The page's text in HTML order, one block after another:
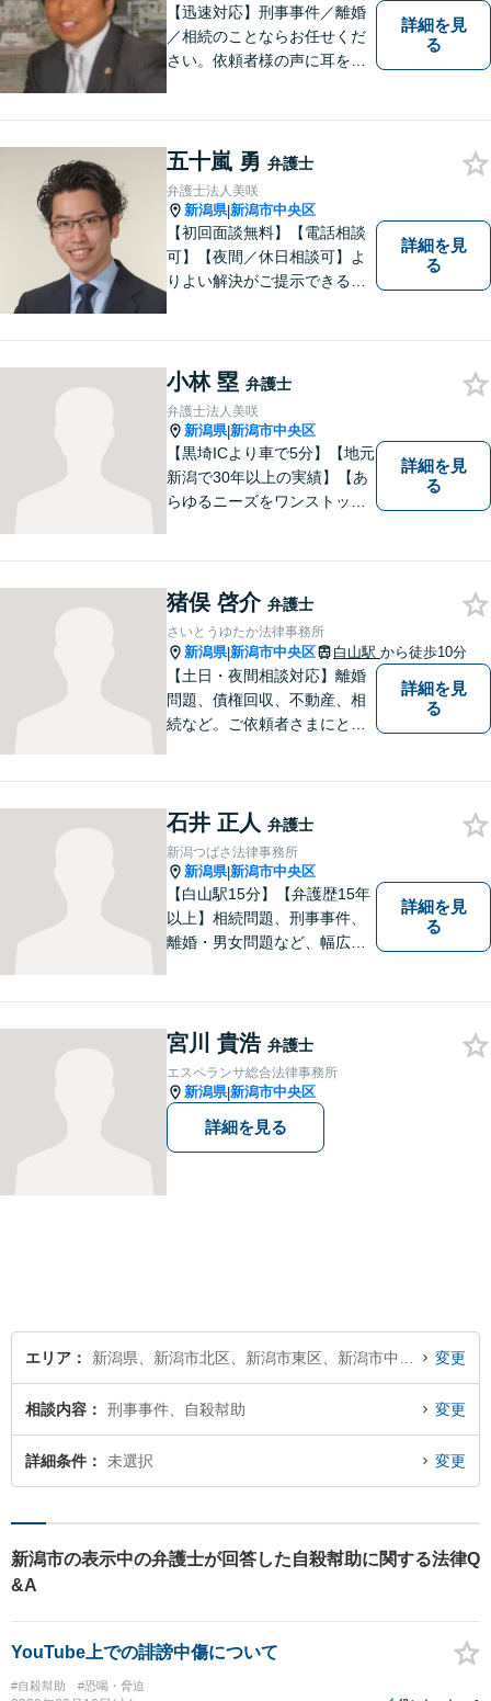
【迅速対応】刑事事件／離婚
／相続のことならお任せくだ
さい。依頼者様の声に耳を傾
とはすぐにご相談ください。
詳細を見
る
五十嵐 勇 弁護士
弁護士法人美咲
新潟県|新潟市中央区
【初回面談無料】【電話相談
可】【夜間／休日相談可】よ
りよい解決がご提示できるよ
詳細を見
る
小林 塁 弁護士
弁護士法人美咲
新潟県|新潟市中央区
【黒埼ICより車で5分】【地元
新潟で30年以上の実績】【あ
らゆるニーズをワンストップ
の努力をいたします。
詳細を見
る
猪俣 啓介 弁護士
さいとうゆたか法律事務所
新潟県|新潟市中央区 白山駅 から徒歩10分
【土日・夜間相談対応】離婚
問題、債権回収、不動産、相
続など。ご依頼者さまにとっ
ず、わかりやすくご説明しま
す。お気軽にご相談ください
【子連れ相談可】
詳細を見
る
石井 正人 弁護士
新潟つばさ法律事務所
新潟県|新潟市中央区
【白山駅15分】【弁護歴15年
以上】相続問題、刑事事件、
離婚・男女問題など、幅広い
を目指します。まずはお気軽
にご相談を！【著書多数！】
詳細を見
る
宮川 貴浩 弁護士
エスペランサ総合法律事務所
新潟県|新潟市中央区
詳細を見る
エリア 変更
相談内容 刑事事件、自殺幇助 変更
詳細条件 未選択 変更
新潟市の表示中の弁護士が回答した自殺幇助に関する法律Q
&A
YouTube上での誹謗中傷について
#自殺幇助 #恐喝・脅迫